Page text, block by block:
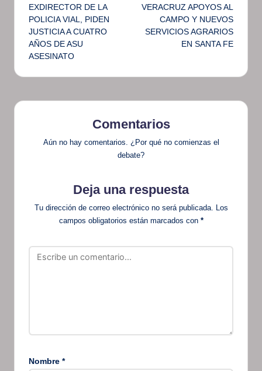
entradas
EXDIRECTOR DE LA
POLICIA VIAL, PIDEN
JUSTICIA A CUATRO
AÑOS DE ASU
ASESINATO
VERACRUZ APOYOS AL
CAMPO Y NUEVOS
SERVICIOS AGRARIOS
EN SANTA FE
Comentarios
Aún no hay comentarios. ¿Por qué no comienzas el
debate?
Deja una respuesta
Tu dirección de correo electrónico no será publicada. Los
campos obligatorios están marcados con *
Nombre *